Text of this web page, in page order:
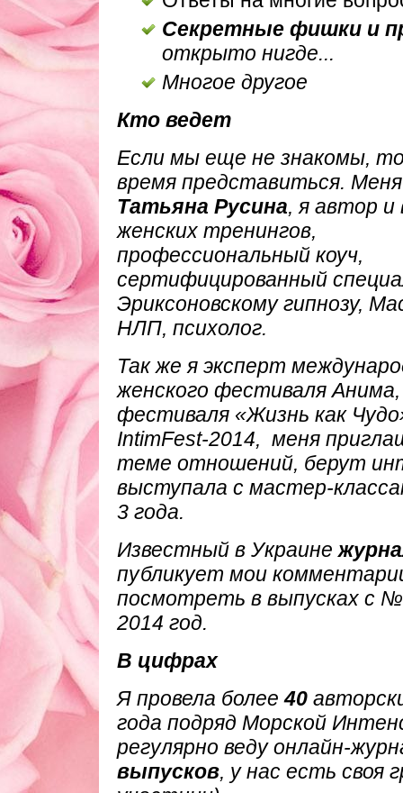
Секретные фишки и
открыто нигде...
Многое другое
Кто ведет
Если мы еще не знакомы,
время представиться.
Татьяна Русина, я автор и
женских тренингов,
профессиональный коуч,
сертифицированный
Эриксоновскому гипнозу,
НЛП, психолог.
Так же я эксперт
женского фестиваля Анима,
фестиваля «Жизнь как
IntimFest-2014, меня
теме отношений, берут
выступала с мастер-
3 года.
Известный в Украине
публикует мои
посмотреть в выпусках с
2014 год.
В цифрах
Я провела более40
года подряд Морской
регулярно веду онлайн-
выпусков, у нас есть своя